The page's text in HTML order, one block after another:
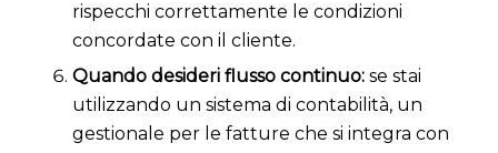
rispecchi correttamente le condizioni
concordate con il cliente.
Quando desideri flusso continuo:se stai
utilizzando un sistema di contabilità, un
gestionale per le fatture che si integra con